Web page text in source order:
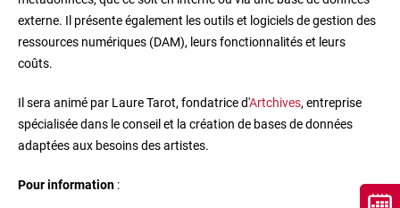
externe. Il présente également les outils et logiciels de gestion des
ressources numériques (DAM), leurs fonctionnalités et leurs
coûts.
Il sera animé par Laure Tarot, fondatrice d'Artchives, entreprise
spécialisée dans le conseil et la création de bases de données
adaptées aux besoins des artistes.
Pour information :